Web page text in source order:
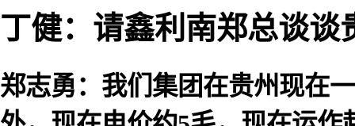
丁健：请鑫利南郑总谈
郑志勇：我们集团在贵州现在